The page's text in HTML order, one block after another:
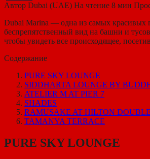
Автор Dubai (UAE) На чтение 8 мин
Dubai Marina — одна из самых красивых
беспрепятственный вид на башни и
чтобы увидеть все происходящее,
Содержание
PURE SKY LOUNGE
SIDDHARTA LOUNGE BY
ATELIER M AT PIER 7
SHADES
RAMUSAKE AT HILTON
TAMANYA TERRACE
PURE SKY LOUNGE